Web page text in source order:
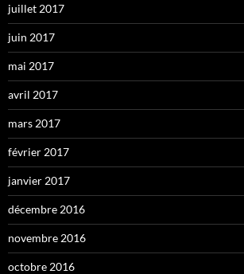
juillet 2017
juin 2017
mai 2017
avril 2017
mars 2017
février 2017
janvier 2017
décembre 2016
novembre 2016
octobre 2016